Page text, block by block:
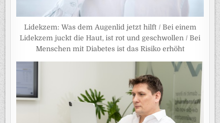
Lidekzem: Was dem Augenlid jetzt hilft / Bei einem
Lidekzem juckt die Haut, ist rot und geschwollen / Bei
Menschen mit Diabetes ist das Risiko erhöht